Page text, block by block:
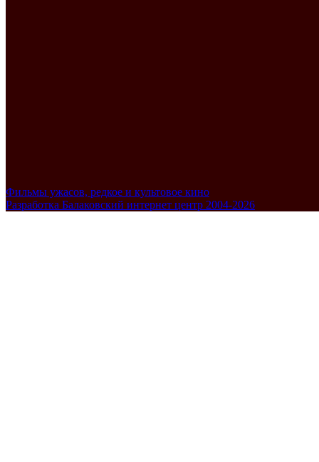
Фильмы ужасов, редкое и культовое кино
Разработка Балаковский интернет центр 2004-2026